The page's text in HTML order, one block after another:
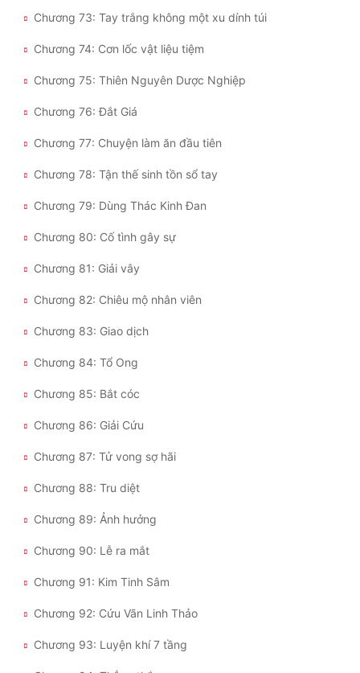
Chương 73: Tay trắng không một xu dính túi
Chương 74: Cơn lốc vật liệu tiệm
Chương 75: Thiên Nguyên Dược Nghiệp
Chương 76: Đắt Giá
Chương 77: Chuyện làm ăn đầu tiên
Chương 78: Tận thế sinh tồn sổ tay
Chương 79: Dùng Thác Kinh Đan
Chương 80: Cố tình gây sự
Chương 81: Giải vây
Chương 82: Chiêu mộ nhân viên
Chương 83: Giao dịch
Chương 84: Tổ Ong
Chương 85: Bắt cóc
Chương 86: Giải Cứu
Chương 87: Tử vong sợ hãi
Chương 88: Tru diệt
Chương 89: Ảnh hưởng
Chương 90: Lễ ra mắt
Chương 91: Kim Tinh Sâm
Chương 92: Cứu Vãn Linh Thảo
Chương 93: Luyện khí 7 tầng